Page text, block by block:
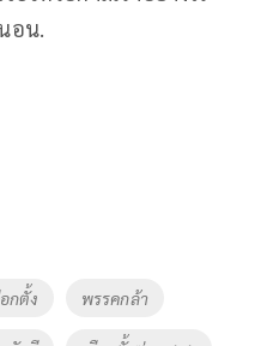
อน.
กตั้ง พรรคกล้า